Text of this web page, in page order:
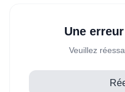
Une
Veuillez